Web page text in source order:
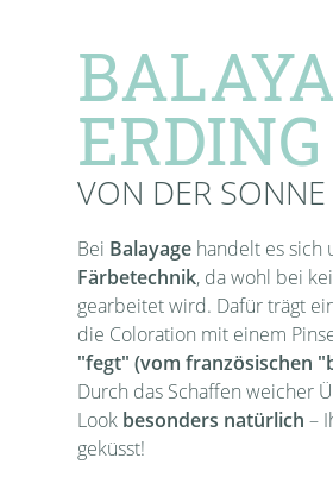
ERDING
VON DER SONNE
Bei Balayagehandelt es sich
Färbetechnik, da wohl bei
gearbeitet wird. Dafür trägt
die Coloration mit einem
"fegt" (vom französischen
Durch das Schaffen weicher
Lookbesonders natürlich –
geküsst!